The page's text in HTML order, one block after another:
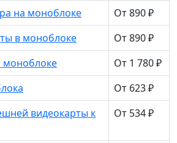
на моноблоке
От 890 ₽
в моноблоке
От 890 ₽
моноблоке
От 1 780 ₽
От 623 ₽
видеокарты к
От 534 ₽